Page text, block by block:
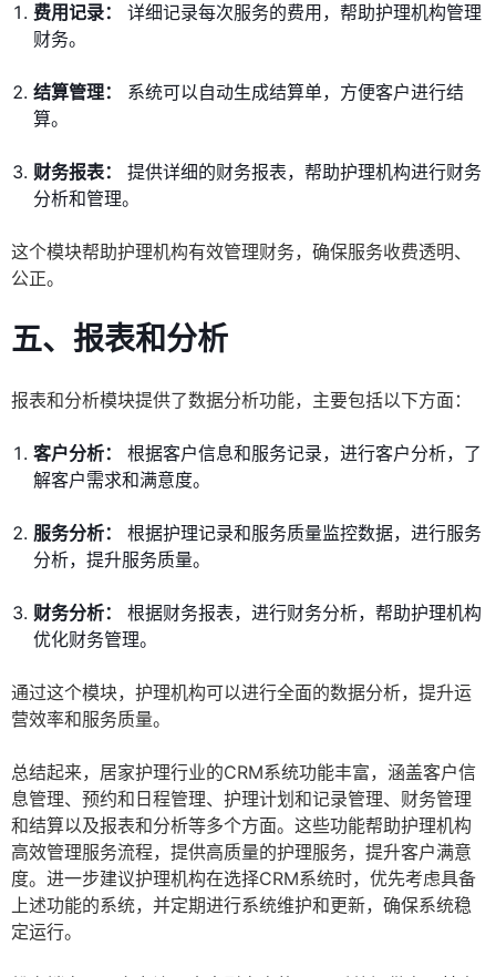
费用记录：
详细记录每次服务的费用，帮助护理机构管理
财务。
结算管理：
系统可以自动生成结算单，方便客户进行结
算。
财务报表：
提供详细的财务报表，帮助护理机构进行财务
分析和管理。
这个模块帮助护理机构有效管理财务，确保服务收费透明、
公正。
五、报表和分析
报表和分析模块提供了数据分析功能，主要包括以下方面：
客户分析：
根据客户信息和服务记录，进行客户分析，了
解客户需求和满意度。
服务分析：
根据护理记录和服务质量监控数据，进行服务
分析，提升服务质量。
财务分析：
根据财务报表，进行财务分析，帮助护理机构
优化财务管理。
通过这个模块，护理机构可以进行全面的数据分析，提升运
营效率和服务质量。
总结起来，居家护理行业的CRM系统功能丰富，涵盖客户信
息管理、预约和日程管理、护理计划和记录管理、财务管理
和结算以及报表和分析等多个方面。这些功能帮助护理机构
高效管理服务流程，提供高质量的护理服务，提升客户满意
度。进一步建议护理机构在选择CRM系统时，优先考虑具备
上述功能的系统，并定期进行系统维护和更新，确保系统稳
定运行。